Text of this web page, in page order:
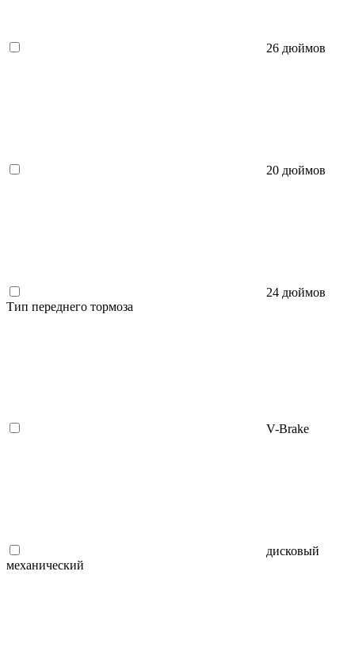
26 дюймов
20 дюймов
24 дюймов
Тип переднего тормоза
V-Brake
дисковый
механический